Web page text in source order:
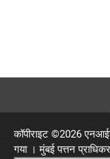
कॉपीराइट ©2026
गया ।मुंबई पत्तन